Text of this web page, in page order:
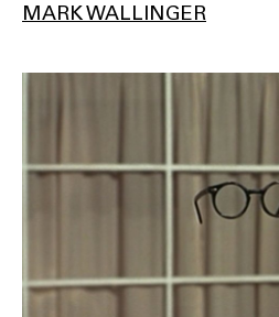
MARK WALLINGER